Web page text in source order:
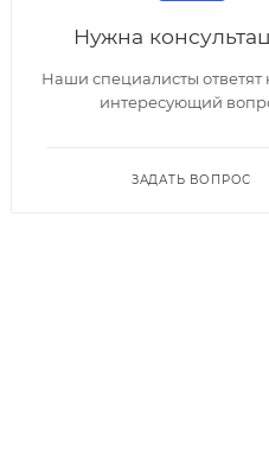
Нужна
Наши специалисты ответят
интересующий
ЗАДАТЬ ВОПРОС